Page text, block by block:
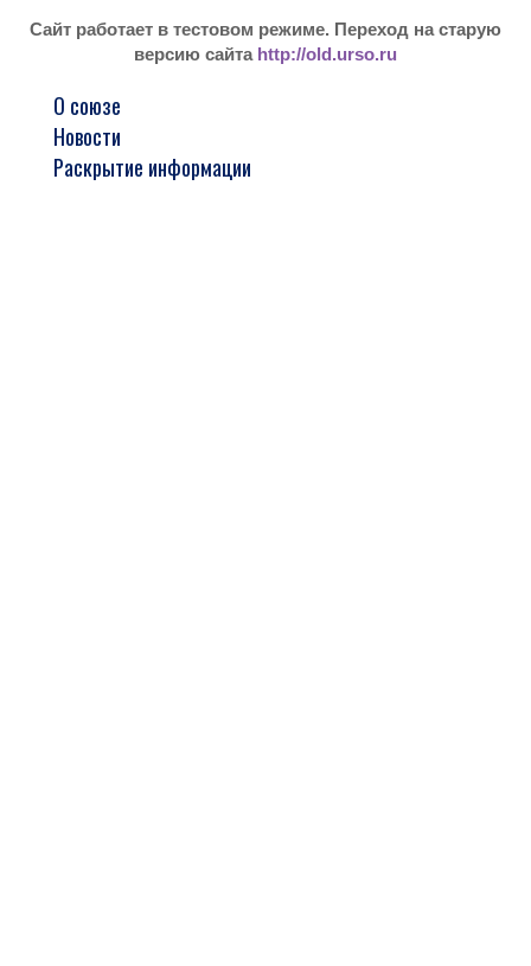
Сайт работает в тестовом режиме. Переход на старую
версию сайта http://old.urso.ru
О союзе
Новости
Раскрытие информации